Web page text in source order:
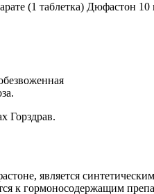
(1 таблетка) Дюфастон
Горздрав.
является
к гормоносодержащим